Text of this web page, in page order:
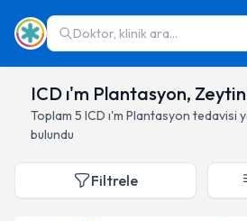
Doktor, klinik ara...
ICD ı'm Plantasyon,
Toplam 5 ICD ı'm Plantasyon tedavisi
bulundu
Filtrele